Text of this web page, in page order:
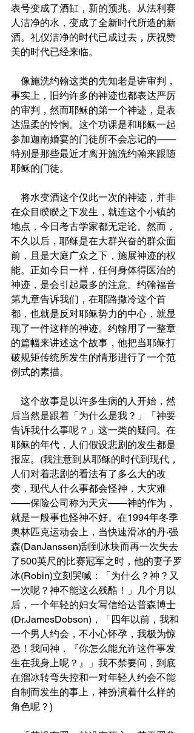
表号变成了酒缸，新的预兆。从法利赛
人洁净的水，变成了全新时代所造的新
酒。礼仪洁净的时代已成过去，庆祝赞
美的时代已经来临。
事实上，旧约许多的神迹也都表达严厉
的审判，然而耶稣的第一个神迹，是表
达温柔的怜悯。这个功课是和耶稣一起
参加迦南婚宴的门徒所不会忘记的——
特别是那些最近才离开施洗约翰来跟随
耶稣的门徒。
在众目睽睽之下发生，就连这个小镇的
地点，今日考古学家都无定论。然而，
不久以后，耶稣是在大群兴奋的群众面
前，且是大庭广众之下，施展神迹的权
能。正如今日一样，任何身体得医治的
神迹，是会引起最多的注意。约翰福音
第九章告诉我们，在耶路撒冷这个首
都，也就是反对耶稣势力的中心，就显
现了一件这样的神迹。约翰用了一整章
的篇幅来讲述这个故事，他把当耶稣打
破规矩传统所发生的情形进行了一个范
例式的素描。
后当然是跟着「为什么是我？」「神要
告诉我什么事呢？」这一类的疑问。在
耶稣的年代，人们假设悲剧的发生都是
报应。(我注意到从耶稣的时代到现代，
人们对着悲剧的看法有了多么大的改
变，现代人什么事都会怪神，大灾难
——保险公司称为天灾——神的作为，
就是一般事也怪神不好。在1994年冬季
奥林匹克运动会上，当快速滑冰的丹·强
森(DanJanssen)刮到冰块而再一次失去
了500英尺的比赛冠军之时，他的妻子罗
冰(Robin)立刻哭喊：「为什么？神？又
一次呢？神不能这么残酷！」几个月以
后，一个年轻的妇女写信给达普森博士
(Dr.JamesDobson)，「四年以前，我和
一个男人约会，不小心怀孕，我极为惊
恐！我问神，『你怎么能允许这件事发
生在我身上呢？』」我不禁要问，到底
在溜冰转弯失控和一对年轻人约会不能
自制而发生的事上，神扮演着什么样的
角色呢？)